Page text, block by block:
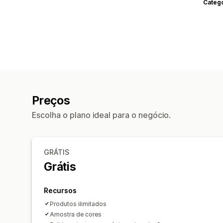
Preços
Escolha o plano ideal para o negócio.
GRÁTIS
Grátis
Recursos
Produtos ilimitados
Amostra de cores